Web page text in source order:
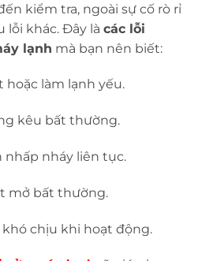
kiểm tra, ngoài sự cố rò rỉ
lỗi khác. Đây là các lỗi
lạnh mà bạn nên biết:
hoặc làm lạnh yếu.
kêu bất thường.
nhấp nháy liên tục.
mở bất thường.
chịu khi hoạt động.